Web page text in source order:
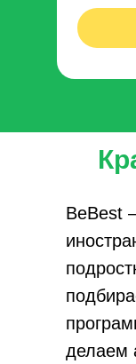
BeBest
делаем